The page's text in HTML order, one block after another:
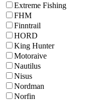
Extreme Fishing
FHM
Finntrail
HORD
King Hunter
Motoraive
Nautilus
Nisus
Nordman
Norfin